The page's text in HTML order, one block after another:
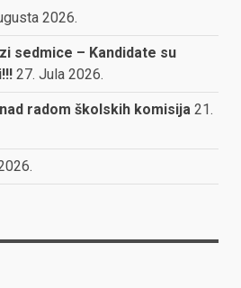
2026.
sedmice – Kandidate su
27. Jula 2026.
radom školskih komisija 21.